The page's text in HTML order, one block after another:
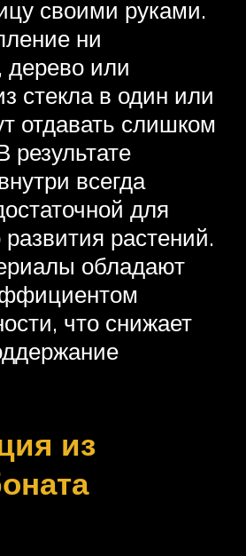
своими руками.
ни
дерево или
стекла в один или
отдавать слишком
результате
всегда
для
растений.
обладают
что снижает
из